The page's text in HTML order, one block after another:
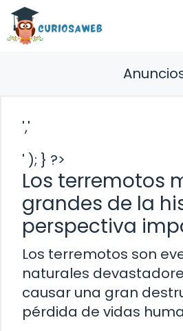
Saltar
contenido
','
' ); } ?>
Los terremotos
grandes de la
perspectiva
Los terremotos son
naturales
causar una gran
pérdida de vidas